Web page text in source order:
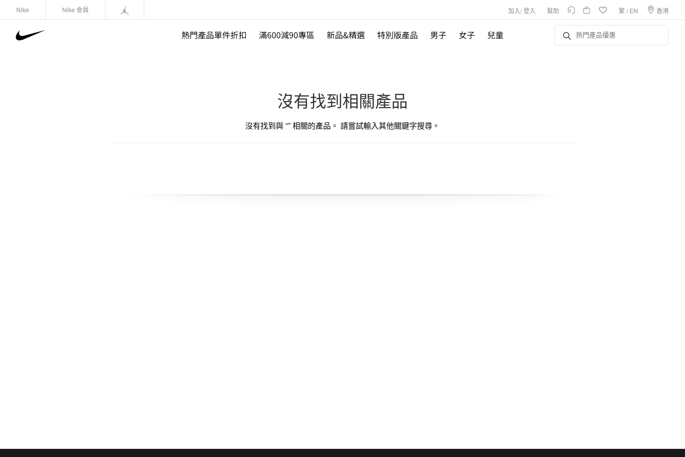
Nike Nike 會員 加入/登入 幫助 繁/ EN 香港
熱門產品單件折扣 滿600減90專區 新品&精選 特別版產品 男子 女子 兒童
沒有找到相關產品
沒有找到與 “” 相關的產品。 請嘗試輸入其他關鍵字搜尋。